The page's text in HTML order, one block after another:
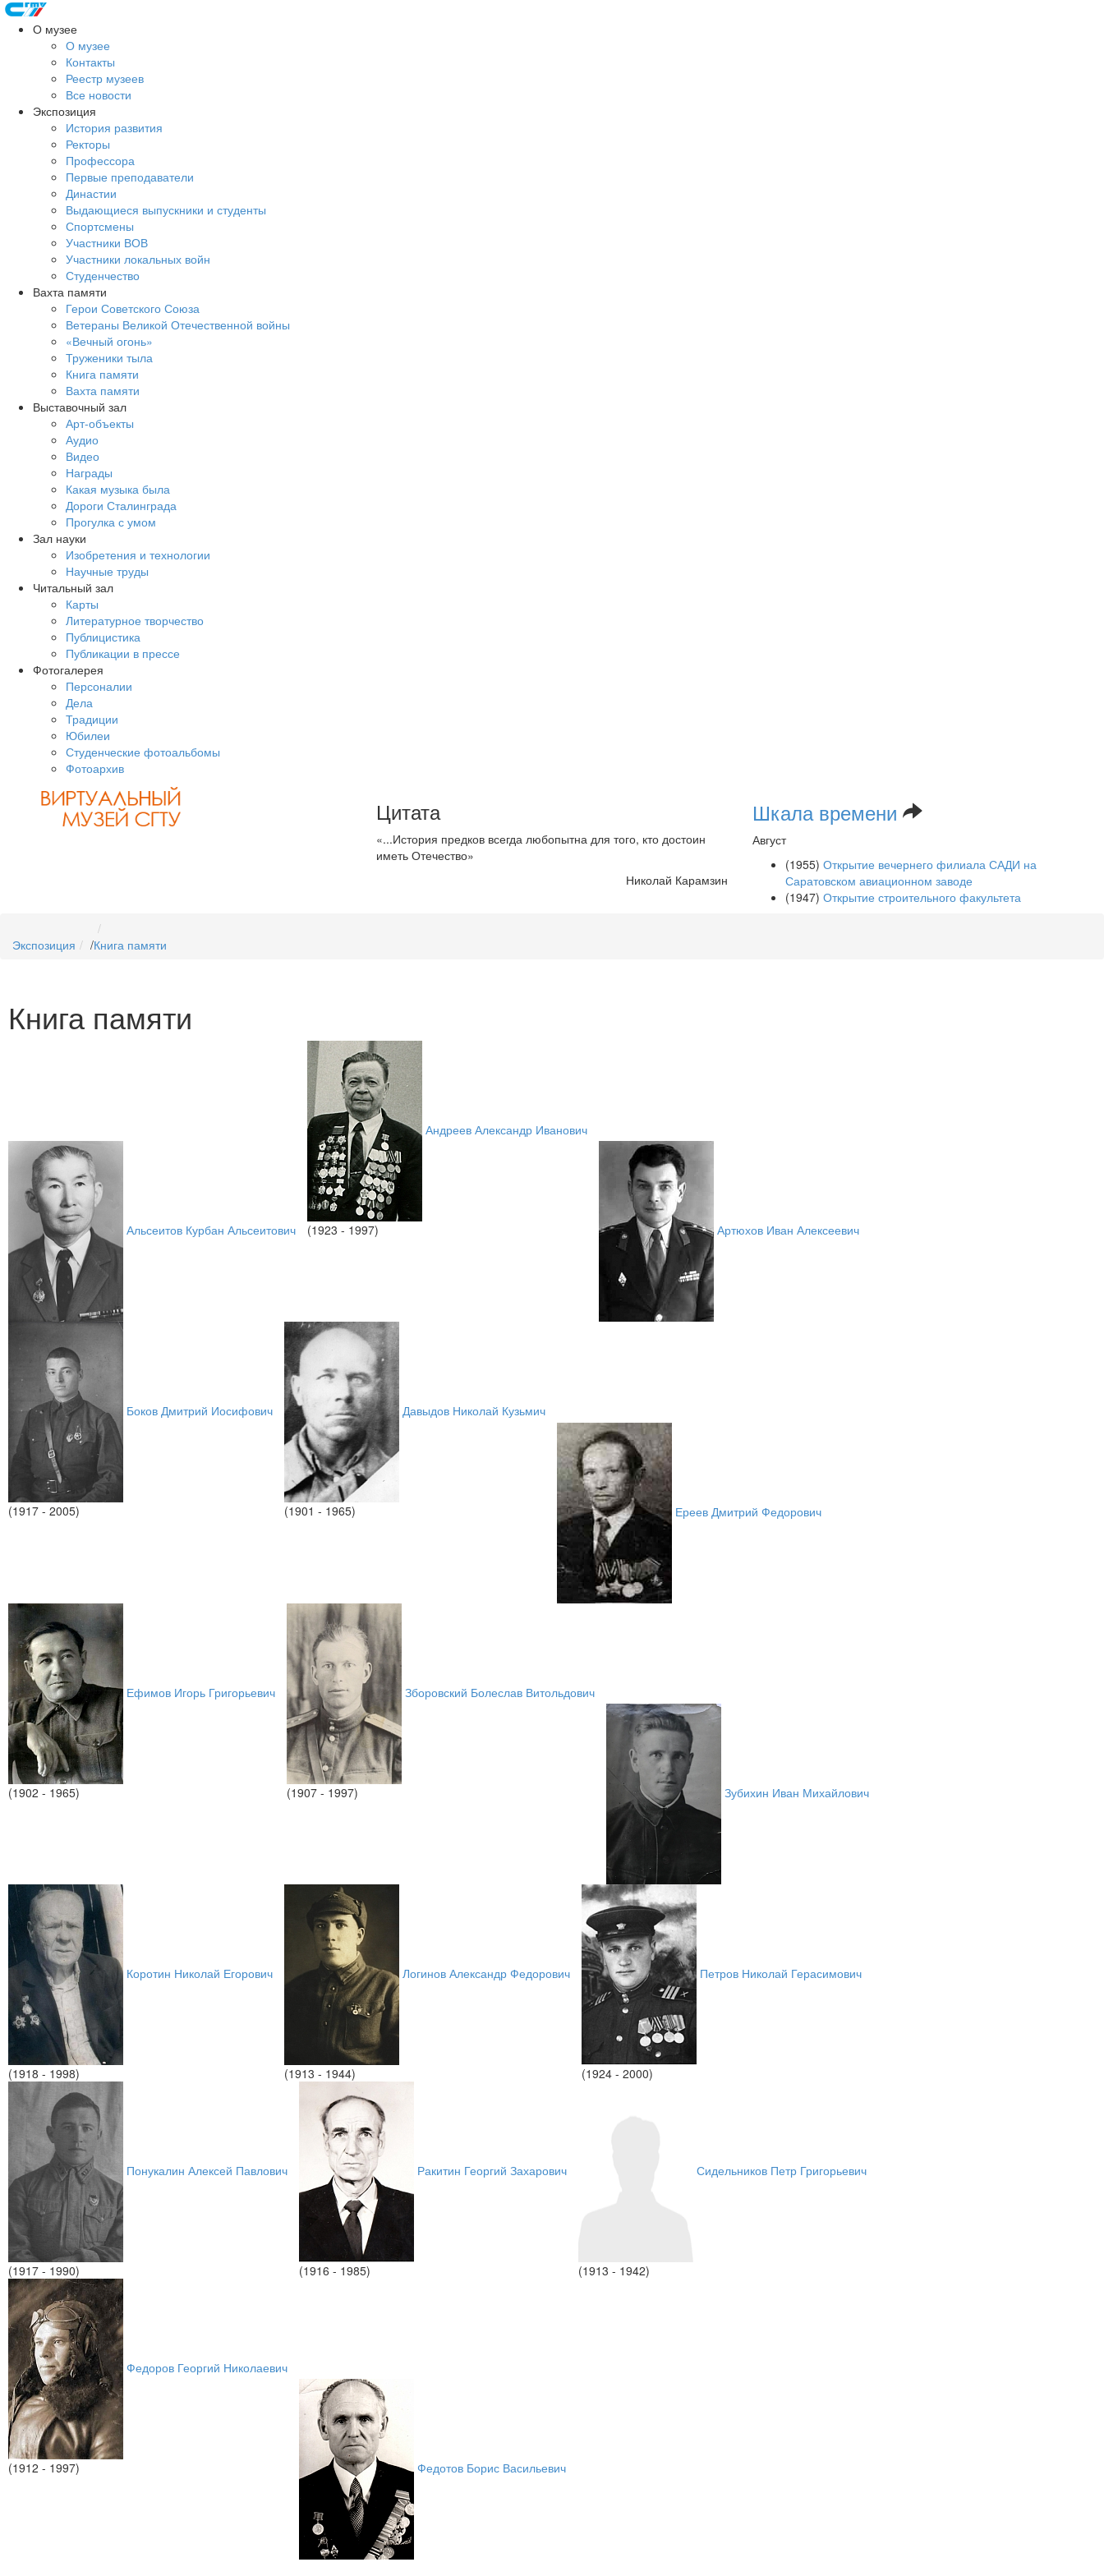
О музее
О музее
Контакты
Реестр музеев
Все новости
Экспозиция
История развития
Ректоры
Профессора
Первые преподаватели
Династии
Выдающиеся выпускники и студенты
Спортсмены
Участники ВОВ
Участники локальных войн
Студенчество
Вахта памяти
Герои Советского Союза
Ветераны Великой Отечественной войны
«Вечный огонь»
Труженики тыла
Книга памяти
Вахта памяти
Выставочный зал
Арт-объекты
Аудио
Видео
Награды
Какая музыка была
Дороги Сталинграда
Прогулка с умом
Зал науки
Изобретения и технологии
Научные труды
Читальный зал
Карты
Литературное творчество
Публицистика
Публикации в прессе
Фотогалерея
Персоналии
Дела
Традиции
Юбилеи
Студенческие фотоальбомы
Фотоархив
Цитата
«...История предков всегда любопытна для того, кто достоин
иметь Отечество»
Николай Карамзин
Шкала времени
Август
(1955) Открытие вечернего филиала САДИ на
Саратовском авиационном заводе
(1947) Открытие строительного факультета
Экспозиция /Книга памяти
Книга памяти
Альсеитов Курбан Альсеитович
Андреев Александр Иванович
(1923 - 1997) Артюхов Иван Алексеевич
Боков Дмитрий Иосифович
(1917 - 2005)
Давыдов Николай Кузьмич
(1901 - 1965) Ереев Дмитрий Федорович
Ефимов Игорь Григорьевич
(1902 - 1965)
Зборовский Болеслав Витольдович
(1907 - 1997) Зубихин Иван Михайлович
Коротин Николай Егорович
(1918 - 1998)
Логинов Александр Федорович
(1913 - 1944)
Петров Николай Герасимович
(1924 - 2000)
Понукалин Алексей Павлович
(1917 - 1990)
Ракитин Георгий Захарович
(1916 - 1985)
Сидельников Петр Григорьевич
(1913 - 1942)
Федоров Георгий Николаевич
(1912 - 1997) Федотов Борис Васильевич